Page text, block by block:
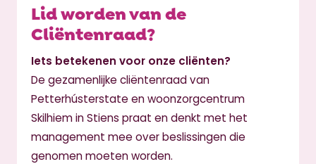
Lid worden van de
Cliëntenraad?
Iets betekenen voor onze cliënten?
De gezamenlijke cliëntenraad van
Petterhústerstate en woonzorgcentrum
Skilhiem in Stiens praat en denkt met het
management mee over beslissingen die
genomen moeten worden.